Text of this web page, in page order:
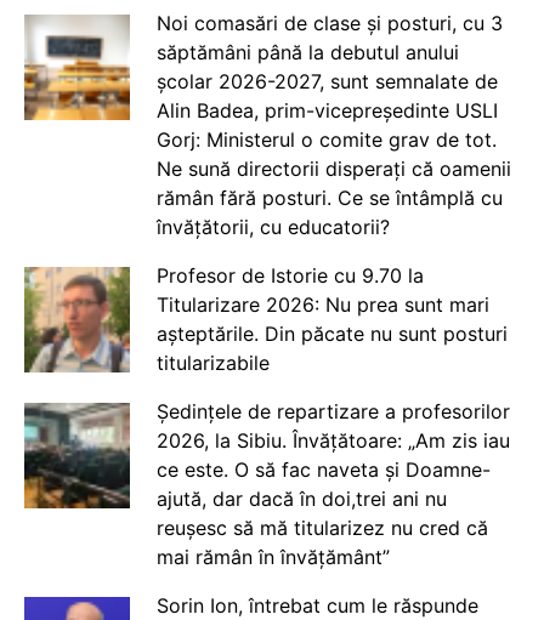
Noi comasări de clase și posturi, cu 3
săptămâni până la debutul anului
școlar 2026-2027, sunt semnalate de
Alin Badea, prim-vicepreședinte USLI
Gorj: Ministerul o comite grav de tot.
Ne sună directorii disperați că oamenii
rămân fără posturi. Ce se întâmplă cu
învățătorii, cu educatorii?
Profesor de Istorie cu 9.70 la
Titularizare 2026: Nu prea sunt mari
așteptările. Din păcate nu sunt posturi
titularizabile
Ședințele de repartizare a profesorilor
2026, la Sibiu. Învățătoare: „Am zis iau
ce este. O să fac naveta și Doamne-
ajută, dar dacă în doi,trei ani nu
reușesc să mă titularizez nu cred că
mai rămân în învățământ”
Sorin Ion, întrebat cum le răspunde